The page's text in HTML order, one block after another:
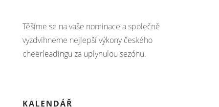
Těšíme se na vaše nominace a společně
vyzdvihneme nejlepší výkony českého
cheerleadingu za uplynulou sezónu.
KALENDÁŘ